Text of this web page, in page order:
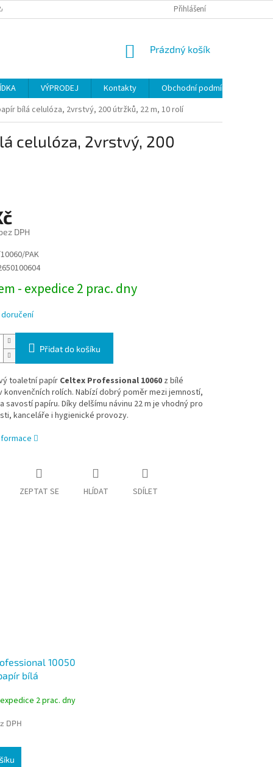
OSOBNÍCH ÚDAJŮ Přihlášení
NÁKUPNÍ
Prázdný košík
VÝPRODEJ Kontakty
Obchodní podmínky
bílá celulóza, 2vrstvý, 200 útržků, 22 m, 10 rolí
celulóza, 2vrstvý, 200
DPH
PAK
- expedice 2 prac. dny
Přidat do košíku
toaletní papír Celtex Professional 10060z bílé
konvenčních rolích. Nabízí dobrý poměr mezi jemností,
savostí papíru. Díky delšímu návinu 22 m je vhodný pro
kanceláře i hygienické provozy.
ZEPTAT SE HLÍDAT SDÍLET
10050
bílá
m, 10 rolí2 prac. dny
DPH